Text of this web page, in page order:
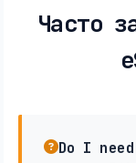
Часто
Do I